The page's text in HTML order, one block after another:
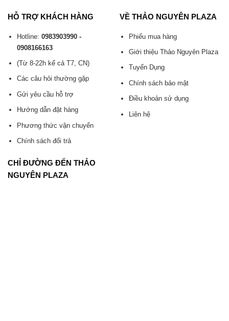
HỖ TRỢ KHÁCH HÀNG
Hotline: 0983903990 -
0908166163
(Từ 8-22h kể cả T7, CN)
Các câu hỏi thường gặp
Gửi yêu cầu hỗ trợ
Hướng dẫn đặt hàng
Phương thức vận chuyển
Chính sách đổi trả
VỀ THẢO NGUYÊN PLAZA
Phiếu mua hàng
Giới thiệu Thảo Nguyên Plaza
Tuyển Dụng
Chính sách bảo mật
Điều khoản sử dụng
Liên hệ
CHỈ ĐƯỜNG ĐẾN THẢO
NGUYÊN PLAZA